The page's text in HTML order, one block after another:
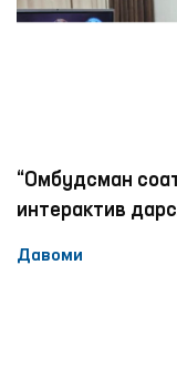
ўтказиш
“Омбудсман
интерактив
Давоми